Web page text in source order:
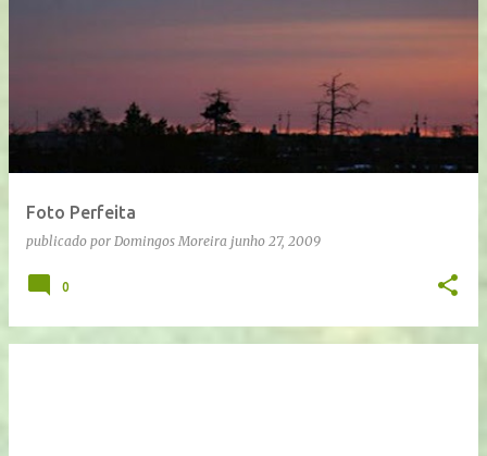
Foto Perfeita
publicado por Domingos Moreira junho 27, 2009
0